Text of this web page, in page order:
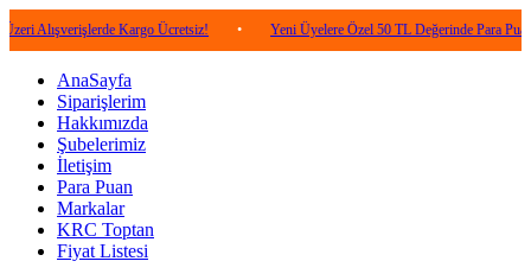
Kargo Ücretsiz! • Yeni Üyelere Özel 50 TL Değerinde Para Puan! •
AnaSayfa
Siparişlerim
Hakkımızda
Şubelerimiz
İletişim
Para Puan
Markalar
KRC Toptan
Fiyat Listesi